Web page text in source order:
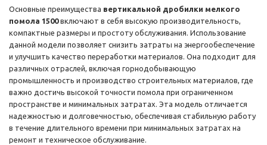
Основные преимущества вертикальной дробилки мелкого
помола 1500включают в себя высокую производительность,
компактные размеры и простоту обслуживания. Использование
данной модели позволяет снизить затраты на энергообеспечение
и улучшить качество переработки материалов. Она подходит для
различных отраслей, включая горнодобывающую
промышленность и производство строительных материалов, где
важно достичь высокой точности помола при ограниченном
пространстве и минимальных затратах. Эта модель отличается
надежностью и долговечностью, обеспечивая стабильную работу
в течение длительного времени при минимальных затратах на
ремонт и техническое обслуживание.